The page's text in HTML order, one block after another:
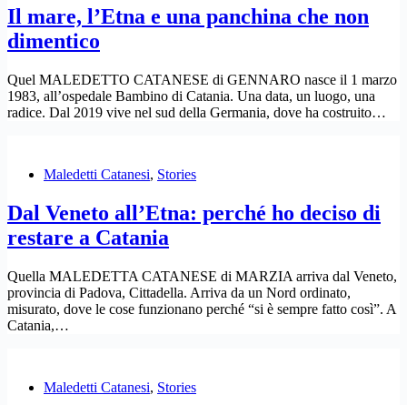
Il mare, l’Etna e una panchina che non
dimentico
Quel MALEDETTO CATANESE di GENNARO nasce il 1 marzo
1983, all’ospedale Bambino di Catania. Una data, un luogo, una
radice. Dal 2019 vive nel sud della Germania, dove ha costruito…
Maledetti Catanesi, Stories
Dal Veneto all’Etna: perché ho deciso di
restare a Catania
Quella MALEDETTA CATANESE di MARZIA arriva dal Veneto,
provincia di Padova, Cittadella. Arriva da un Nord ordinato,
misurato, dove le cose funzionano perché “si è sempre fatto così”. A
Catania,…
Maledetti Catanesi, Stories